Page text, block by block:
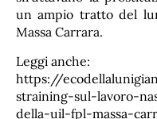
un ampio tratto del
Massa Carrara.
Leggi anche:
https://
straining-sul-lavoro-
della-uil-fpl-massa-